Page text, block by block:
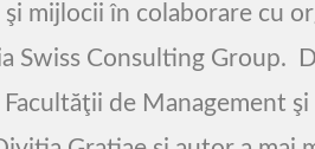
mijlocii în colaborare cu
Swiss Consulting Group.
de Management